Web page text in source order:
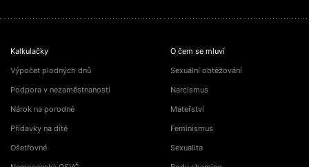
Kalkulačky
Výpočet plodných dnů
Podpora v nezaměstnanosti
Nárok na porodné
Přídavky na dítě
Ošetřovné
O čem se mluví
Sexuální obtěžování
Narcismus
Mateřství
Feminismus
Sexualita